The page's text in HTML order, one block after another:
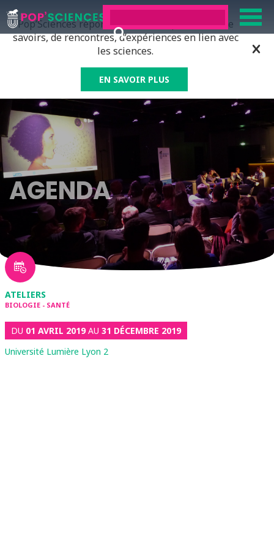
Pop’Sciences répond à tous ceux qui ont soif de
savoirs, de rencontres, d’expériences en lien avec
les sciences.
EN SAVOIR PLUS
AGENDA
ATELIERS
BIOLOGIE - SANTÉ
DU 01 AVRIL 2019AU 31 DÉCEMBRE 2019
Université Lumière Lyon 2